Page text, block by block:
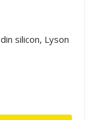
silicon, Lyson